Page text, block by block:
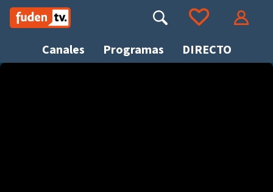
Saltar
contenido
Canales Programas DIRECTO
Buscar Ir a tus favoritos